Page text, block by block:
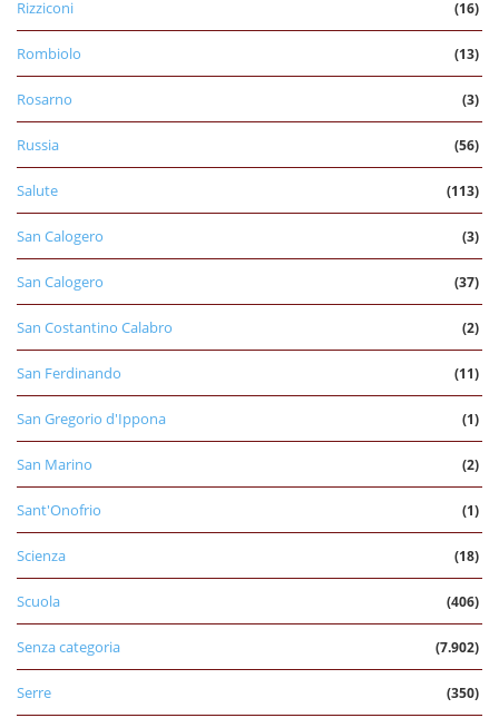
Rizziconi (16)
Rombiolo (13)
Rosarno (3)
Russia (56)
Salute (113)
San Calogero (3)
San Calogero (37)
San Costantino Calabro (2)
San Ferdinando (11)
San Gregorio d'Ippona (1)
San Marino (2)
Sant'Onofrio (1)
Scienza (18)
Scuola (406)
Senza categoria (7.902)
Serre (350)